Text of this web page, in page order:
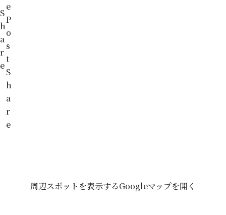
周辺スポットを表示するGoogleマップを開く
S
h
a
r
e
e
P
o
s
t
S
h
a
r
e